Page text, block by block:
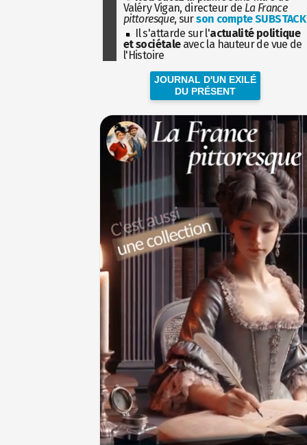
Valéry Vigan, directeur de La France
pittoresque, surson compte SUBSTACK
Il s'attarde sur l'actualité politique
et sociétaleavec la hauteur de vue de
l'Histoire
JOURNAL D'UN EXILÉ
DU PRÉSENT